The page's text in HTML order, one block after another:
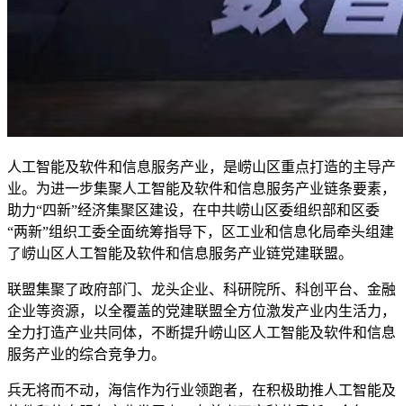
人工智能及软件和信息服务产业，是崂山区重点打造的主导产
业。为进一步集聚人工智能及软件和信息服务产业链条要素，
助力“四新”经济集聚区建设，在中共崂山区委组织部和区委
“两新”组织工委全面统筹指导下，区工业和信息化局牵头组建
了崂山区人工智能及软件和信息服务产业链党建联盟。
联盟集聚了政府部门、龙头企业、科研院所、科创平台、金融
企业等资源，以全覆盖的党建联盟全方位激发产业内生活力，
全力打造产业共同体，不断提升崂山区人工智能及软件和信息
服务产业的综合竞争力。
兵无将而不动，海信作为行业领跑者，在积极助推人工智能及